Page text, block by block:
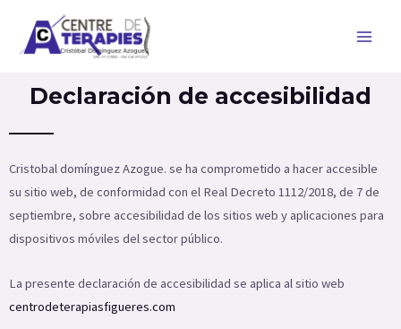
contenido
Declaración de accesibilidad
Cristobal domínguez Azogue. se ha comprometido a hacer accesible
su sitio web, de conformidad con el Real Decreto 1112/2018, de 7 de
septiembre, sobre accesibilidad de los sitios web y aplicaciones para
dispositivos móviles del sector público.
La presente declaración de accesibilidad se aplica al sitio web
centrodeterapiasfigueres.com